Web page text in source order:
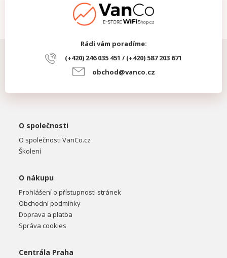
Rádi vám poradíme:
(+420) 246 035 451 / (+420) 587 203 671
obchod@vanco.cz
O společnosti
O společnosti VanCo.cz
Školení
O nákupu
Prohlášení o přístupnosti stránek
Obchodní podmínky
Doprava a platba
Správa cookies
Centrála Praha